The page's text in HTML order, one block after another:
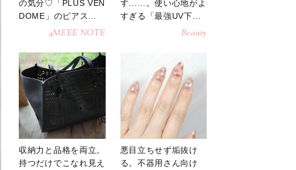
の気分♡「PLUS VEN
DOME」のピアスが
4MEEE NOTE
す……。使い心地がよ
すぎる「最強UV下
Beauty
収納力と品格を両立。
持つだけでこなれ見え
悪目立ちせず垢抜け
る。不器用さん向け